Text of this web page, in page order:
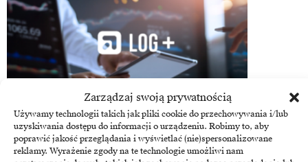
Zarządzaj swoją prywatnością
Używamy technologii takich jak pliki cookie do przechowywania i/lub
uzyskiwania dostępu do informacji o urządzeniu. Robimy to, aby
poprawić jakość przeglądania i wyświetlać (nie)spersonalizowane
reklamy. Wyrażenie zgody na te technologie umożliwi nam
LOG Systems
LOG Plus – zarządzanie zasobami IT, prostsze niż